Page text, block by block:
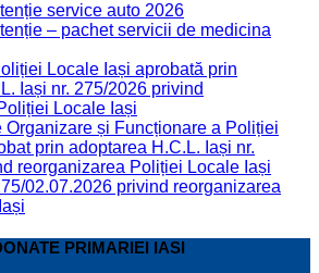
service auto 2026
– pachet servicii de medicina
Locale Iași aprobată prin
Iași nr. 275/2026 privind
Locale Iași
Organizare și Funcționare a Poliției
prin adoptarea H.C.L. Iași nr.
reorganizarea Poliției Locale Iași
02.07.2026 privind reorganizarea
PRIMARIEI IASI